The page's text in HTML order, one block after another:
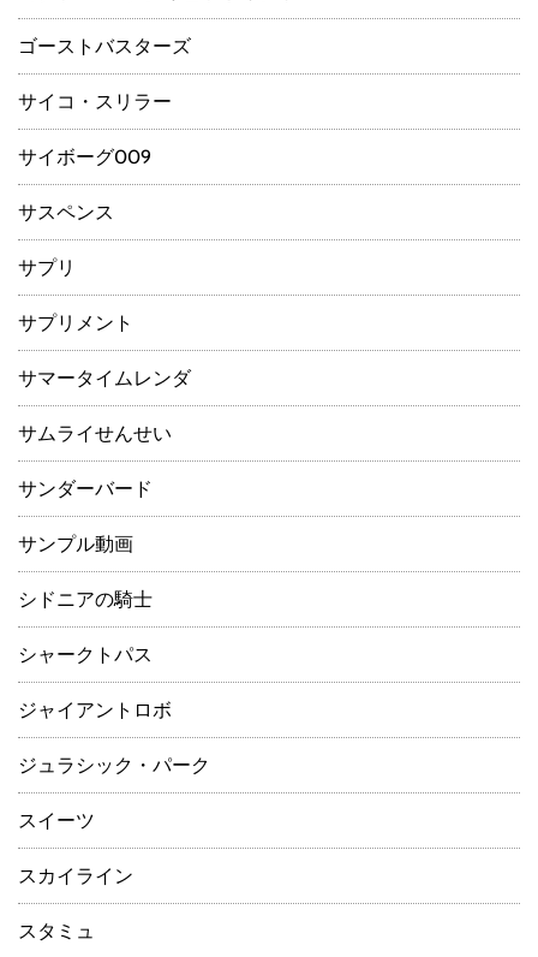
ゴーストバスターズ
サイコ・スリラー
サイボーグ009
サスペンス
サプリ
サプリメント
サマータイムレンダ
サムライせんせい
サンダーバード
サンプル動画
シドニアの騎士
シャークトパス
ジャイアントロボ
ジュラシック・パーク
スイーツ
スカイライン
スタミュ